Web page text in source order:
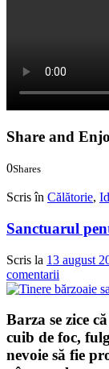
Share and
0Shares
Scris în Călătorie,
Sanctuarul
Scris la 13 august
comentarii
Barza se zice
cuib de foc,
nevoie să fie